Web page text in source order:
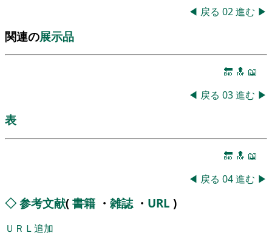
◀ 戻る 02進む ▶
関連の展示品
🔚 🔝 📖
◀ 戻る 03進む ▶
表
🔚 🔝 📖
◀ 戻る 04進む ▶
◇ 参考文献( 書籍 ・ 雑誌・ URL )
ＵＲＬ追加